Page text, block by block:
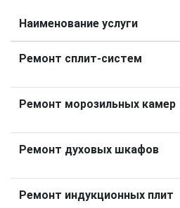
Наименование услуги
Ремонт сплит-систем
Ремонт морозильных камер
Ремонт духовых шкафов
Ремонт индукционных плит